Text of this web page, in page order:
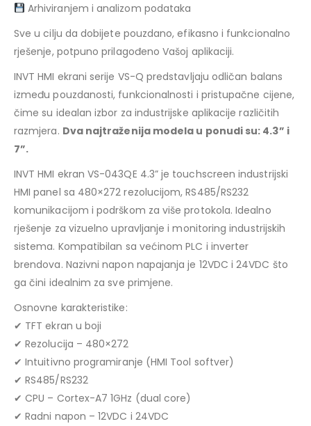
Arhiviranjem i analizom podataka
Sve u cilju da dobijete pouzdano, efikasno i funkcionalno
rješenje, potpuno prilagođeno Vašoj aplikaciji.
INVT HMI ekrani serije VS-Q predstavljaju odličan balans
između pouzdanosti, funkcionalnosti i pristupačne cijene,
čime su idealan izbor za industrijske aplikacije različitih
razmjera. Dva najtraženija modela u ponudi su: 4.3” i
7”.
INVT HMI ekran VS-043QE 4.3” je touchscreen industrijski
HMI panel sa 480×272 rezolucijom, RS485/RS232
komunikacijom i podrškom za više protokola. Idealno
rješenje za vizuelno upravljanje i monitoring industrijskih
sistema. Kompatibilan sa većinom PLC i inverter
brendova. Nazivni napon napajanja je 12VDC i 24VDC što
ga čini idealnim za sve primjene.
Osnovne karakteristike:
✔ TFT ekran u boji
✔ Rezolucija – 480×272
✔ Intuitivno programiranje (HMI Tool softver)
✔ RS485/RS232
✔ CPU – Cortex-A7 1GHz (dual core)
✔ Radni napon – 12VDC i 24VDC